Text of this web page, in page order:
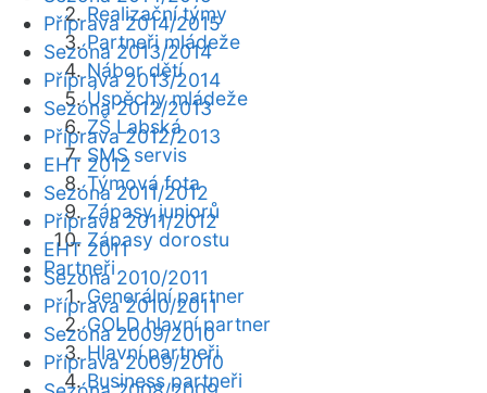
Realizační týmy
Partneři mládeže
Nábor dětí
Úspěchy mládeže
ZŠ Labská
SMS servis
Týmová fota
Zápasy juniorů
Zápasy dorostu
Partneři
Generální partner
GOLD hlavní partner
Hlavní partneři
Business partneři
Příprava 2014/2015
Sezóna 2013/2014
Příprava 2013/2014
Sezóna 2012/2013
Příprava 2012/2013
EHT 2012
Sezóna 2011/2012
Příprava 2011/2012
EHT 2011
Sezóna 2010/2011
Příprava 2010/2011
Sezóna 2009/2010
Příprava 2009/2010